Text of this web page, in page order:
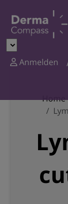
Anmelden
Home